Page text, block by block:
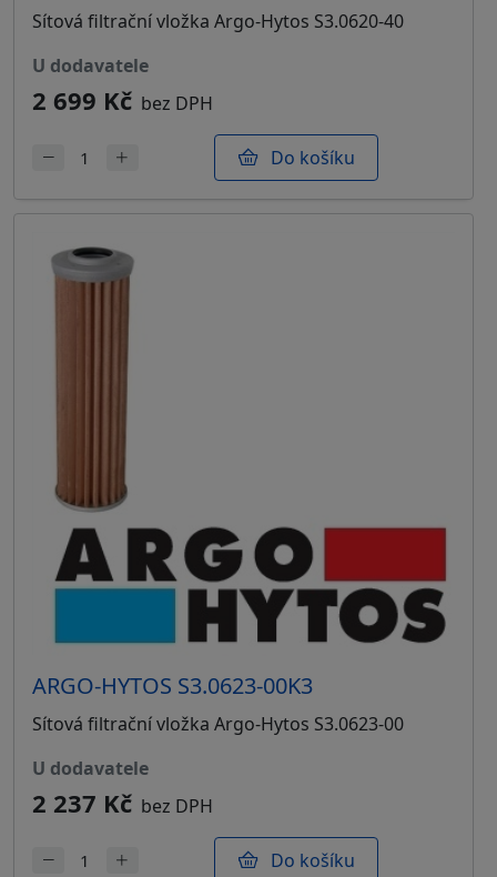
Sítová filtrační vložka Argo-Hytos S3.0620-40
u dodavatele
2 699 Kč bez DPH
Do košíku
ARGO-HYTOS S3.0623-00K3
Sítová filtrační vložka Argo-Hytos S3.0623-00
u dodavatele
2 237 Kč bez DPH
Do košíku